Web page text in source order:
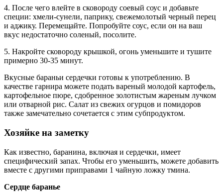
4. После чего влейте в сковороду соевый соус и добавьте
специи: хмели-сунели, паприку, свежемолотый черный перец
и аджику. Перемещайте. Попробуйте соус, если он на ваш
вкус недостаточно соленый, посолите.
5. Накройте сковороду крышкой, огонь уменьшите и тушите
примерно 30-35 минут.
Вкусные бараньи сердечки готовы к употреблению. В
качестве гарнира можете подать вареный молодой картофель,
картофельное пюре, сдобренное золотистым жареным лучком
или отварной рис. Салат из свежих огурцов и помидоров
также замечательно сочетается с этим субпродуктом.
Хозяйке на заметку
Как известно, баранина, включая и сердечки, имеет
специфический запах. Чтобы его уменьшить, можете добавить
вместе с другими приправами 1 чайную ложку тмина.
Сердце баранье